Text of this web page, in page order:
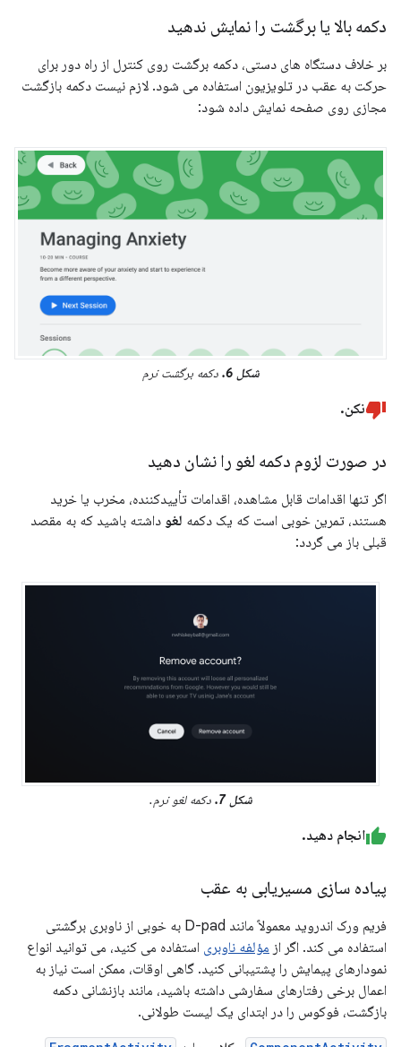
دکمه بالا یا برگشت را نمایش ندهید
بر خلاف دستگاه های دستی، دکمه برگشت روی کنترل از راه دور برای
حرکت به عقب در تلویزیون استفاده می شود. لازم نیست دکمه بازگشت
مجازی روی صفحه نمایش داده شود:
شکل 6. دکمه برگشت نرم
نکن.
در صورت لزوم دکمه لغو را نشان دهید
اگر تنها اقدامات قابل مشاهده، اقدامات تأییدکننده، مخرب یا خرید
هستند، تمرین خوبی است که یک دکمه لغو داشته باشید که به مقصد
قبلی باز می گردد:
شکل 7. دکمه لغو نرم.
انجام دهید.
پیاده سازی مسیریابی به عقب
فریم ورک اندروید معمولاً مانند D-pad به خوبی از ناوبری برگشتی
استفاده می کند. اگر از مؤلفه ناوبری استفاده می کنید، می توانید انواع
نمودارهای پیمایش را پشتیبانی کنید. گاهی اوقات، ممکن است نیاز به
اعمال برخی رفتارهای سفارشی داشته باشید، مانند بازنشانی دکمه
بازگشت، فوکوس را در ابتدای یک لیست طولانی.